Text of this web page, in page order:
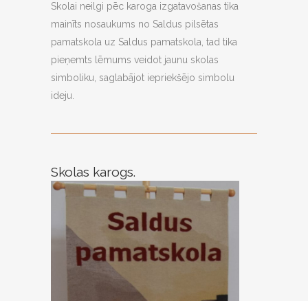
Skolai neilgi pēc karoga izgatavošanas tika
mainīts nosaukums no Saldus pilsētas
pamatskola uz Saldus pamatskola, tad tika
pieņemts lēmums veidot jaunu skolas
simboliku, saglabājot iepriekšējo simbolu
ideju.
Skolas karogs.